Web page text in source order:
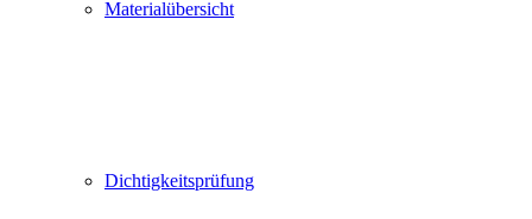
Materialübersicht
Dichtigkeitsprüfung